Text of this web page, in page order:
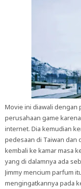
Movie ini diawali dengan
perusahaan game
internet. Dia kemudian
pedesaan di Taiwan dan
kembali ke kamar masa
yang di dalamnya ada
Jimmy mencium parfum
mengingatkannya pada